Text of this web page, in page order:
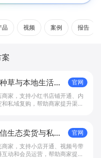
品 视频 案例 报告
草与本地生活转
官网
家，支持小红书店铺开通、内
私域复购，帮助商家提升渠道
生态卖货与私域
官网
家，支持小店开通、视频号带
动和会员运营，帮助商家提升